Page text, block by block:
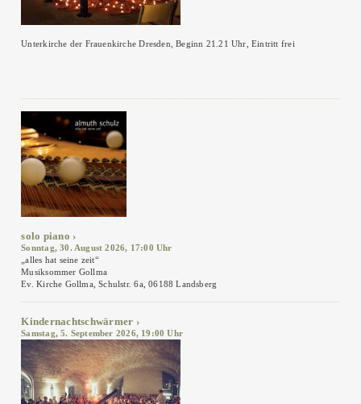
Unterkirche der Frauenkirche Dresden, Beginn 21.21 Uhr, Eintritt frei
solo piano
Sonntag, 30. August 2026, 17:00 Uhr
„alles hat seine zeit“
Musiksommer Gollma
Ev. Kirche Gollma, Schulstr. 6a, 06188 Landsberg
Kindernachtschwärmer
Samstag, 5. September 2026, 19:00 Uhr